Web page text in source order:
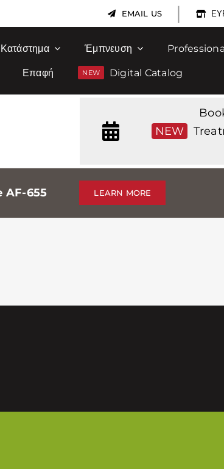
EMAIL US |
Κατάστημα Έμπνευση
Επαφή Digital Catalog
NEW
AF-655 LEARN MORE